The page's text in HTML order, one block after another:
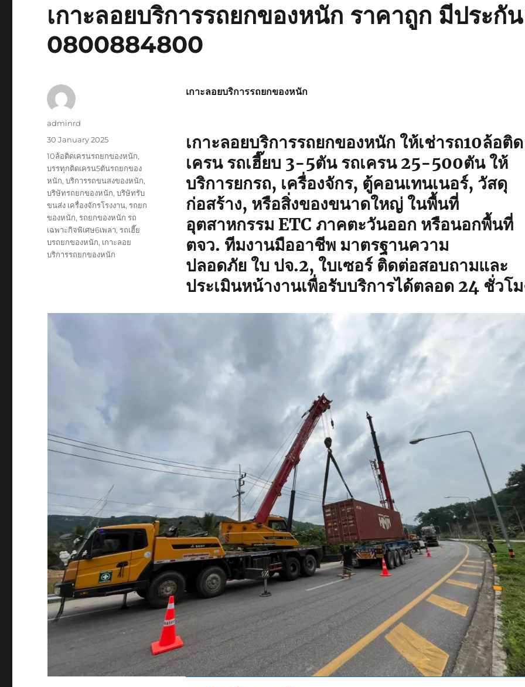
เกาะลอยบริการรถยกของหนัก ราคาถูก มีประกัน
0800884800
เกาะลอยบริการรถยกของหนัก
เกาะลอยบริการรถยกของหนัก ให้เช่ารถ10ล้อติด
เครน รถเฮี๊ยบ 3-5ตัน รถเครน 25-500ตัน ให้
บริการยกรถ, เครื่องจักร, ตู้คอนเทนเนอร์, วัสดุ
ก่อสร้าง, หรือสิ่งของขนาดใหญ่ ในพื้นที่
อุตสาหกรรม ETC ภาคตะวันออก หรือนอกพื้นที่
ตจว. ทีมงานมืออาชีพ มาตรฐานความ
ปลอดภัย ใบ ปจ.2, ใบเซอร์ ติดต่อสอบถามและ
ประเมินหน้างานเพื่อรับบริการได้ตลอด 24 ชั่วโ
Author
adminrd
Posted
30 January 2025
Tags
10ล้อติดเครนรถยกของหนัก,
บรรทุกติดเครน5ตันรถยกของ
หนัก,บริการรถขนสงของหนัก,
บริษัทรถยกของหนัก,บริษัทรับ
ขนส่ง เครื่องจักรโรงงาน,รถยก
ของหนัก,รถยกของหนัก รถ
เฉพาะกิจพิเศษ6เพลา,รถเฮี๊ย
บรถยกของหนัก, เกาะลอย
บริการรถยกของหนัก